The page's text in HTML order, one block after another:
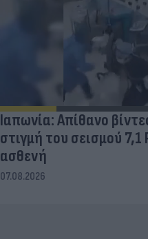
Ιαπωνία: Απίθανο
στιγμή του σεισμού
ασθενή
07.08.2026